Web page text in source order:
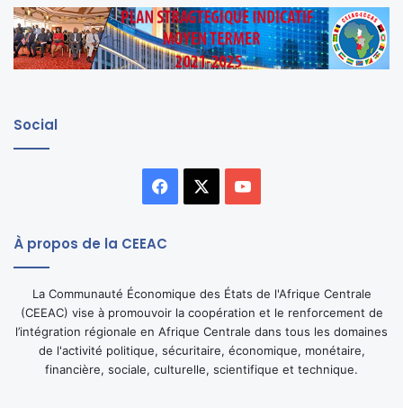
Social
Facebook
À propos de la CEEAC
La Communauté Économique des États de l'Afrique Centrale
(CEEAC) vise à promouvoir la coopération et le renforcement de
l’intégration régionale en Afrique Centrale dans tous les domaines
de l'activité politique, sécuritaire, économique, monétaire,
financière, sociale, culturelle, scientifique et technique.